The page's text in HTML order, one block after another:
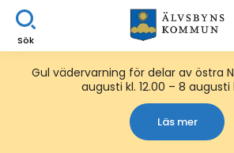
Sök
Gul vädervarning för delar av östra
augusti kl. 12.00 – 8 augusti
Läs mer